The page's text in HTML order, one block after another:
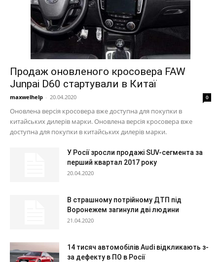
Продаж оновленого кросовера FAW
Junpai D60 стартували в Китаї
maxwelhelp - 20.04.2020 0
Оновлена версія кросовера вже доступна для покупки в
китайських дилерів марки. Оновлена версія кросовера вже
доступна для покупки в китайських дилерів марки.
У Росії зросли продажі SUV-сегмента за
перший квартал 2017 року
20.04.2020
В страшному потрійному ДТП під
Воронежем загинули дві людини
21.04.2020
14 тисяч автомобілів Audi відкликають з-
за дефекту в ПО в Росії